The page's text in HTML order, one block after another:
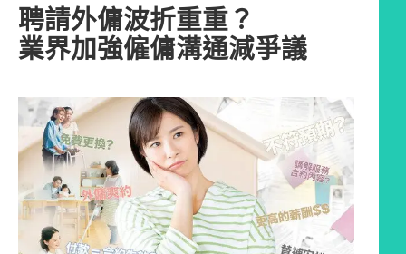
聘請外傭波折重重？
業界加強僱傭溝通減爭議